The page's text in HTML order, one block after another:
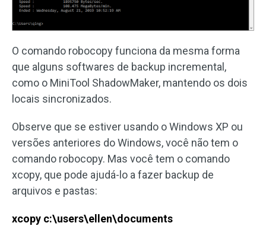
O comando robocopy funciona da mesma forma
que alguns softwares de backup incremental,
como o MiniTool ShadowMaker, mantendo os dois
locais sincronizados.
Observe que se estiver usando o Windows XP ou
versões anteriores do Windows, você não tem o
comando robocopy. Mas você tem o comando
xcopy, que pode ajudá-lo a fazer backup de
arquivos e pastas:
xcopy c:\users\ellen\documents